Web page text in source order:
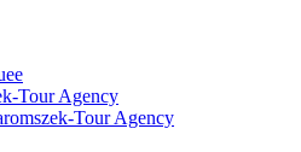
Tour Agency
Tour Agency